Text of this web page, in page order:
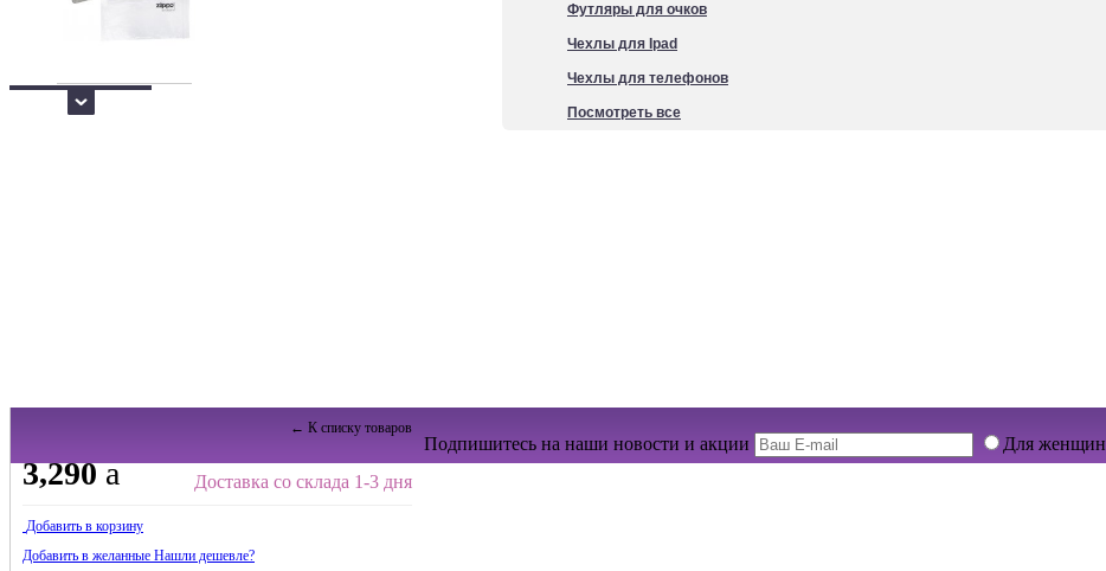
Футляры для очков
Чехлы для Ipad
Чехлы для телефонов
Посмотреть все
← К списку товаров
Доставка со склада 1-3 дня
3,290 a
Добавить в корзину
Добавить в желанные Нашли дешевле?
Подпишитесь на наши новости и акции Для женщин